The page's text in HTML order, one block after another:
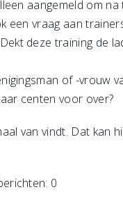
aangemeld om
een vraag aan
deze training de
of -vrouw
centen voor over?
van vindt. Dat kan
0